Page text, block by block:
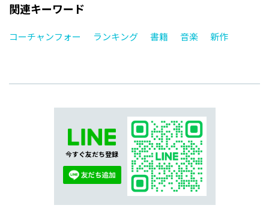
関連キーワード
コーチャンフォー ランキング 書籍 音楽 新作
今すぐ友だち登録